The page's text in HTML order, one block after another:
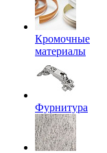
Кромочные
материалы
Фурнитура